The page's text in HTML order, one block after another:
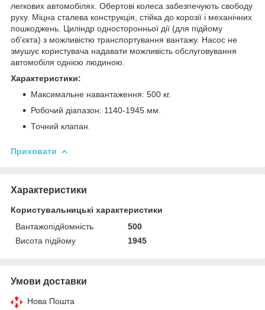
легкових автомобілях. Обертові колеса забезпечують свободу
руху. Міцна сталева конструкція, стійка до корозії і механічних
пошкоджень. Циліндр односторонньої дії (для підйому
об'єкта) з можливістю транспортування вантажу. Насос не
змушує користувача надавати можливість обслуговування
автомобіля однією людиною.
Характеристики:
Максимальне навантаження: 500 кг.
Робочий діапазон: 1140-1945 мм.
Точний клапан.
Приховати
Характеристики
Користувальницькі характеристики
Вантажопідйомність
500
Висота підйому
1945
Умови доставки
Нова Пошта